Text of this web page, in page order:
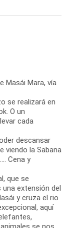
Masái Mara, vía
se realizará en
O un
cada
descansar
viendo la Sabana
Cena y
que se
extensión del
y cruza el rio
aquí